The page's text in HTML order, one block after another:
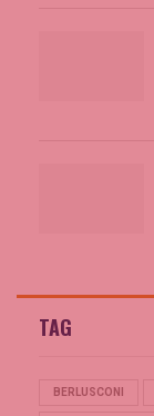
TAG
BERLUSCONI